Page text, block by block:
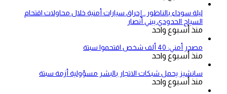
ليلة سوداء بالناظور.. إحراق سيارات أمنية خلال محاولات اقتحام
السياج الحدودي ببني أنصار
منذ أسبوع واحد
مصدر أمني: 40 ألف شخص اقتحموا سبتة
منذ أسبوع واحد
سانشيز يحمل شبكات الاتجار بالبشر مسؤولية أزمة سبتة
منذ أسبوع واحد